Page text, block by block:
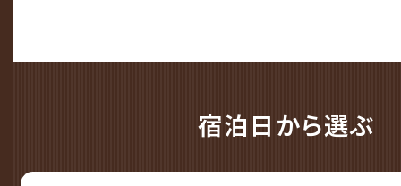
宿泊日から選ぶ